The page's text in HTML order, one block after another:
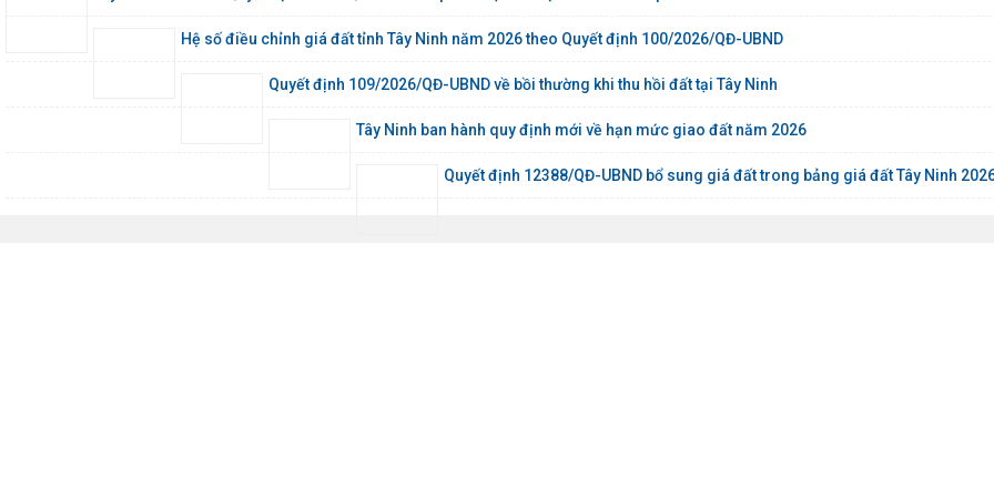
Hệ số điều chỉnh giá đất tỉnh Tây Ninh năm 2026 theo Quyết định 100/2026/QĐ-UBND
Quyết định 109/2026/QĐ-UBND về bồi thường khi thu hồi đất tại Tây Ninh
Tây Ninh ban hành quy định mới về hạn mức giao đất năm 2026
Quyết định 12388/QĐ-UBND bổ sung giá đất trong bảng giá đất Tây Ninh